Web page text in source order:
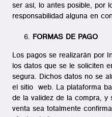
ser así, lo antes posible, por
responsabilidad alguna en
FORMAS DE PAGO
Los pagos se realizarán por
los datos que se le soliciten
segura. Dichos datos no se
el sitio web. La plataforma
de la validez de la compra,
venta sea totalmente